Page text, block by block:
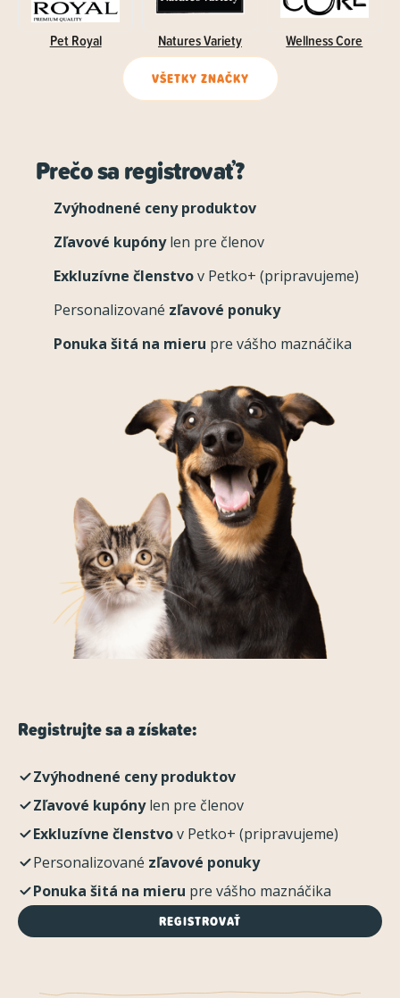
Pet Royal Natures Variety Wellness Core
VŠETKY ZNAČKY
Prečo sa registrovať?
Zvýhodnené ceny produktov
Zľavové kupónylen pre členov
Exkluzívne členstvov Petko+ (pripravujeme)
Personalizované zľavové ponuky
Ponuka šitá na mieru pre vášho maznáčika
Registrujte sa a získate:
Zvýhodnené ceny produktov
Zľavové kupónylen pre členov
Exkluzívne členstvov Petko+ (pripravujeme)
Personalizované zľavové ponuky
Ponuka šitá na mieru pre vášho maznáčika
REGISTROVAŤ